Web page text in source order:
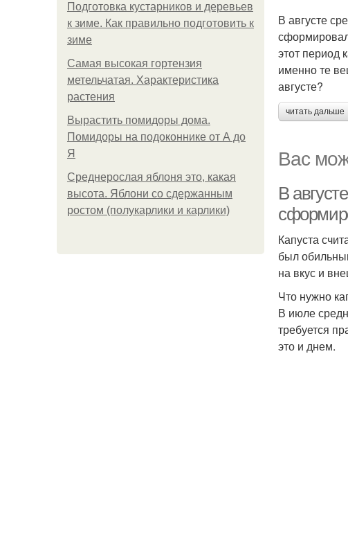
Подготовка кустарников и деревьев
к зиме. Как правильно подготовить к
зиме
Самая высокая гортензия
метельчатая. Характеристика
растения
Вырастить помидоры дома.
Помидоры на подоконнике от А до
Я
Среднерослая яблоня это, какая
высота. Яблони со сдержанным
ростом (полукарлики и карлики)
В августе
этот период
именно те
августе?
читать дальше
Вас
В
Капуста
был
на вкус и
Что нужно
В июле
требуется
это и днем.